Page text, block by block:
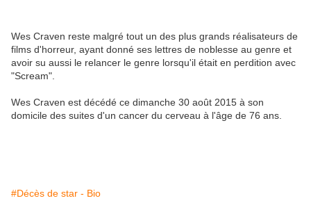
Wes Craven reste malgré tout un des plus grands réalisateurs de
films d'horreur, ayant donné ses lettres de noblesse au genre et
avoir su aussi le relancer le genre lorsqu'il était en perdition avec
"Scream".
Wes Craven est décédé ce dimanche 30 août 2015 à son
domicile des suites d'un cancer du cerveau à l'âge de 76 ans.
#Décès de star - Bio